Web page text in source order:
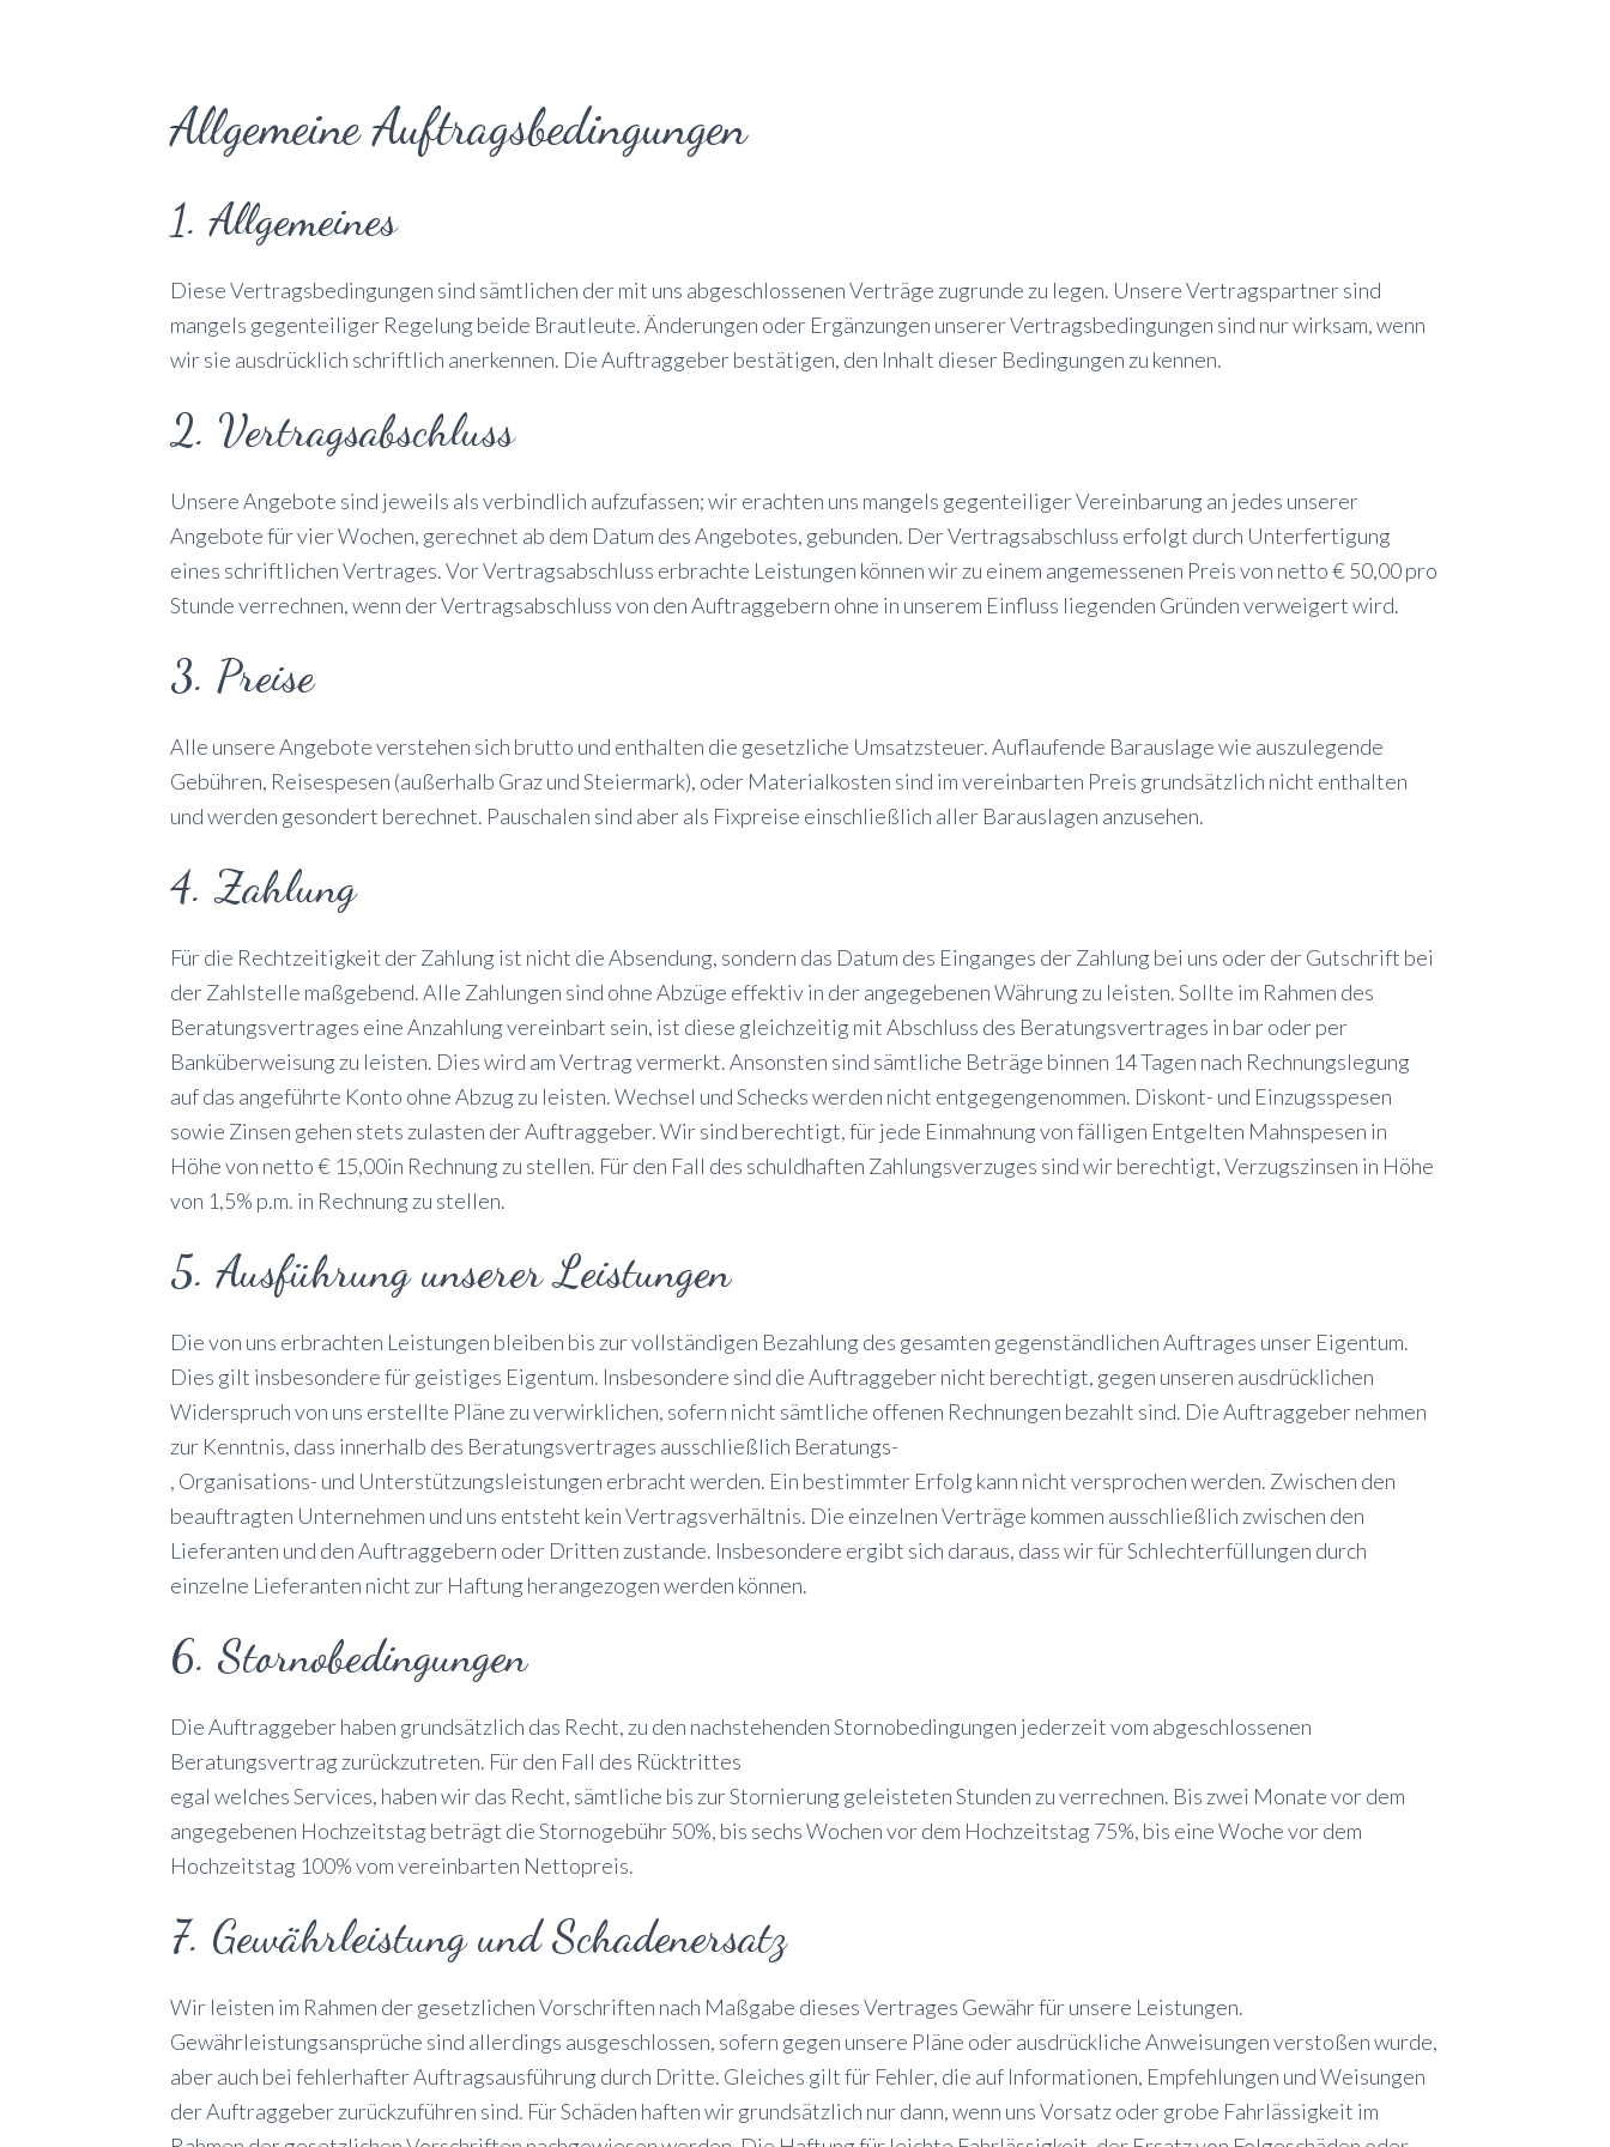
Allgemeine Auftragsbedingungen
1. Allgemeines
Diese Vertragsbedingungen sind sämtlichen der mit uns abgeschlossenen Verträge zugrunde zu legen. Unsere Vertragspartner sind
mangels gegenteiliger Regelung beide Brautleute. Änderungen oder Ergänzungen unserer Vertragsbedingungen sind nur wirksam, wenn
wir sie ausdrücklich schriftlich anerkennen. Die Auftraggeber bestätigen, den Inhalt dieser Bedingungen zu kennen.
2. Vertragsabschluss
Unsere Angebote sind jeweils als verbindlich aufzufassen; wir erachten uns mangels gegenteiliger Vereinbarung an jedes unserer
Angebote für vier Wochen, gerechnet ab dem Datum des Angebotes, gebunden. Der Vertragsabschluss erfolgt durch Unterfertigung
eines schriftlichen Vertrages. Vor Vertragsabschluss erbrachte Leistungen können wir zu einem angemessenen Preis von netto € 50,00 pro
Stunde verrechnen, wenn der Vertragsabschluss von den Auftraggebern ohne in unserem Einfluss liegenden Gründen verweigert wird.
3. Preise
Alle unsere Angebote verstehen sich brutto und enthalten die gesetzliche Umsatzsteuer. Auflaufende Barauslage wie auszulegende
Gebühren, Reisespesen (außerhalb Graz und Steiermark), oder Materialkosten sind im vereinbarten Preis grundsätzlich nicht enthalten
und werden gesondert berechnet. Pauschalen sind aber als Fixpreise einschließlich aller Barauslagen anzusehen.
4. Zahlung
Für die Rechtzeitigkeit der Zahlung ist nicht die Absendung, sondern das Datum des Einganges der Zahlung bei uns oder der Gutschrift bei
der Zahlstelle maßgebend. Alle Zahlungen sind ohne Abzüge effektiv in der angegebenen Währung zu leisten. Sollte im Rahmen des
Beratungsvertrages eine Anzahlung vereinbart sein, ist diese gleichzeitig mit Abschluss des Beratungsvertrages in bar oder per
Banküberweisung zu leisten. Dies wird am Vertrag vermerkt. Ansonsten sind sämtliche Beträge binnen 14 Tagen nach Rechnungslegung
auf das angeführte Konto ohne Abzug zu leisten. Wechsel und Schecks werden nicht entgegengenommen. Diskont- und Einzugsspesen
sowie Zinsen gehen stets zulasten der Auftraggeber. Wir sind berechtigt, für jede Einmahnung von fälligen Entgelten Mahnspesen in
Höhe von netto € 15,00in Rechnung zu stellen. Für den Fall des schuldhaften Zahlungsverzuges sind wir berechtigt, Verzugszinsen in Höhe
von 1,5% p.m. in Rechnung zu stellen.
5. Ausführung unserer Leistungen
Die von uns erbrachten Leistungen bleiben bis zur vollständigen Bezahlung des gesamten gegenständlichen Auftrages unser Eigentum.
Dies gilt insbesondere für geistiges Eigentum. Insbesondere sind die Auftraggeber nicht berechtigt, gegen unseren ausdrücklichen
Widerspruch von uns erstellte Pläne zu verwirklichen, sofern nicht sämtliche offenen Rechnungen bezahlt sind. Die Auftraggeber nehmen
zur Kenntnis, dass innerhalb des Beratungsvertrages ausschließlich Beratungs-
, Organisations- und Unterstützungsleistungen erbracht werden. Ein bestimmter Erfolg kann nicht versprochen werden. Zwischen den
beauftragten Unternehmen und uns entsteht kein Vertragsverhältnis. Die einzelnen Verträge kommen ausschließlich zwischen den
Lieferanten und den Auftraggebern oder Dritten zustande. Insbesondere ergibt sich daraus, dass wir für Schlechterfüllungen durch
einzelne Lieferanten nicht zur Haftung herangezogen werden können.
6. Stornobedingungen
Die Auftraggeber haben grundsätzlich das Recht, zu den nachstehenden Stornobedingungen jederzeit vom abgeschlossenen
Beratungsvertrag zurückzutreten. Für den Fall des Rücktrittes
egal welches Services, haben wir das Recht, sämtliche bis zur Stornierung geleisteten Stunden zu verrechnen. Bis zwei Monate vor dem
angegebenen Hochzeitstag beträgt die Stornogebühr 50%, bis sechs Wochen vor dem Hochzeitstag 75%, bis eine Woche vor dem
Hochzeitstag 100% vom vereinbarten Nettopreis.
7. Gewährleistung und Schadenersatz
Wir leisten im Rahmen der gesetzlichen Vorschriften nach Maßgabe dieses Vertrages Gewähr für unsere Leistungen.
Gewährleistungsansprüche sind allerdings ausgeschlossen, sofern gegen unsere Pläne oder ausdrückliche Anweisungen verstoßen wurde,
aber auch bei fehlerhafter Auftragsausführung durch Dritte. Gleiches gilt für Fehler, die auf Informationen, Empfehlungen und Weisungen
der Auftraggeber zurückzuführen sind. Für Schäden haften wir grundsätzlich nur dann, wenn uns Vorsatz oder grobe Fahrlässigkeit im